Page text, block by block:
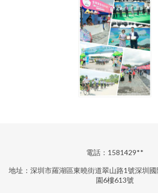
電話：1581429**
地址：深圳市羅湖區東曉街道翠山路1號深圳
園6樓613號